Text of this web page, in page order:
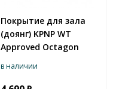
Покрытие для зала
(доянг) KPNP WT
Approved Octagon
в наличии